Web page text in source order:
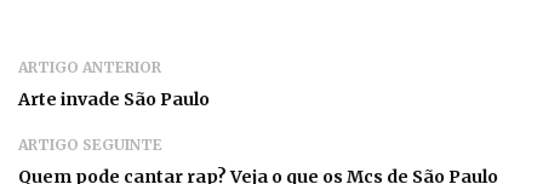
ARTIGO ANTERIOR
Arte invade São Paulo
ARTIGO SEGUINTE
Quem pode cantar rap? Veja o que os Mcs de São Paulo